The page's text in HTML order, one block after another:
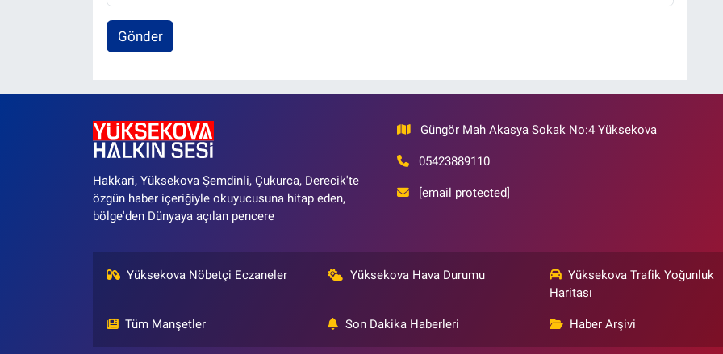
Gönder
Hakkari, Yüksekova Şemdinli, Çukurca, Derecik'te
özgün haber içeriğiyle okuyucusuna hitap eden,
bölge'den Dünyaya açılan pencere
Güngör Mah Akasya Sokak No:4 Yüksekova
05423889110
[email protected]
Yüksekova Nöbetçi Eczaneler Yüksekova Hava Durumu
Yüksekova Trafik Yoğunluk
Haritası
Tüm Manşetler Son Dakika Haberleri Haber Arşivi